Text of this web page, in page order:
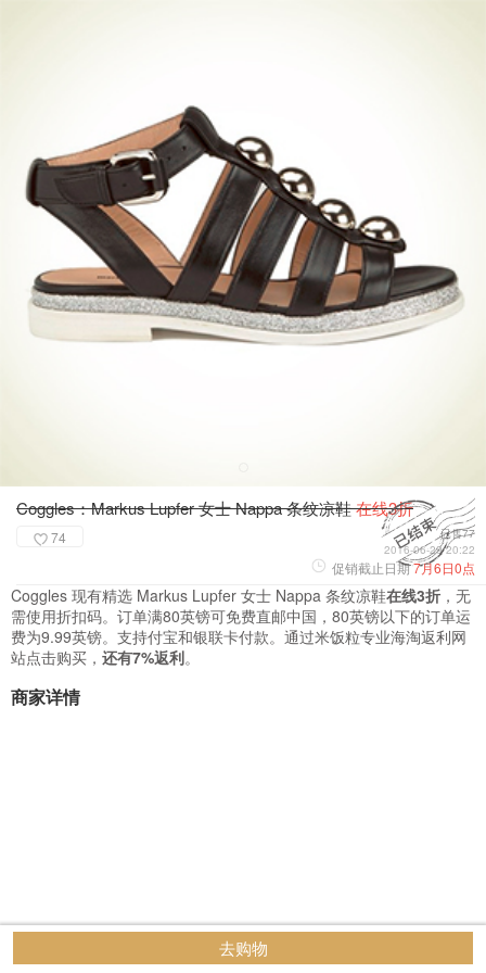
Coggles：Markus Lupfer 女士 Nappa 条纹凉鞋在线3折
74
已售77
2016-06-29 20:22
促销截止日期7月6日0点
Coggles 现有精选 Markus Lupfer 女士 Nappa 条纹凉鞋在线3折 ，无
需使用折扣码。订单满80英镑可免费直邮中国，80英镑以下的订单运
费为9.99英镑。支持付宝和银联卡付款。通过米饭粒专业海淘返利网
站点击购买， 还有7%返利。
商家详情
去购物